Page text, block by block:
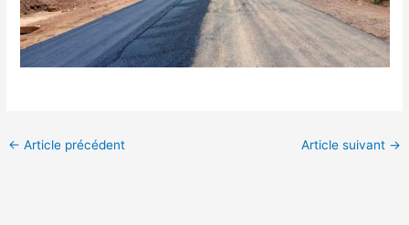
← Article précédent Article suivant →